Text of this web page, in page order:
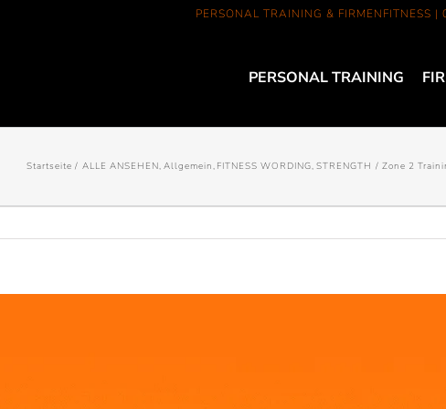
PERSONAL TRAINING & FIRMENFITNESS |
PERSONAL TRAINING
Startseite ALLE ANSEHEN Allgemein FITNESS WORDING STRENGTH Zone 2